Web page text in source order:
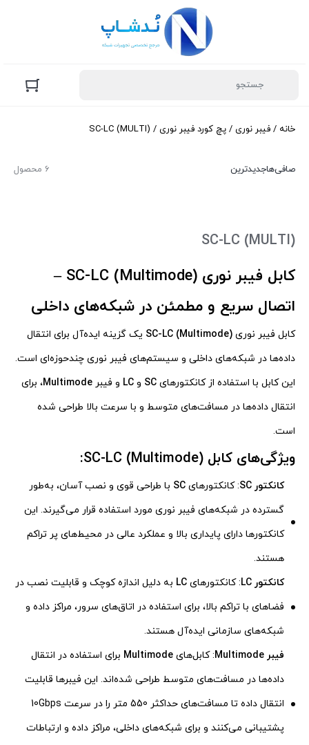
خانه / فیبر نوری / پچ کورد فیبر نوری / SC-LC (MULTI)
6 محصول صافی‌هاجدیدترین
SC-LC (MULTI)
کابل فیبر نوری SC-LC (Multimode) –
اتصال سریع و مطمئن در شبکه‌های داخلی
کابل فیبر نوری SC-LC (Multimode) یک گزینه ایده‌آل برای انتقال
داده‌ها در شبکه‌های داخلی و سیستم‌های فیبر نوری چندحوزه‌ای است.
این کابل با استفاده از کانکتورهای SC و LC و فیبر Multimode، برای
انتقال داده‌ها در مسافت‌های متوسط و با سرعت بالا طراحی شده
است.
ویژگی‌های کابل SC-LC (Multimode):
کانکتور SC : کانکتورهای SC با طراحی قوی و نصب آسان، به‌طور
گسترده در شبکه‌های فیبر نوری مورد استفاده قرار می‌گیرند. این
کانکتورها دارای پایداری بالا و عملکرد عالی در محیط‌های پر تراکم
هستند.
کانکتور LC
: کانکتورهای LC به دلیل اندازه کوچک و قابلیت نصب در
فضاهای با تراکم بالا، برای استفاده در اتاق‌های سرور، مراکز داده و
شبکه‌های سازمانی ایده‌آل هستند.
فیبر Multimode
: کابل‌های Multimode برای استفاده در انتقال
داده‌ها در مسافت‌های متوسط طراحی شده‌اند. این فیبرها قابلیت
انتقال داده تا مسافت‌های حداکثر 550 متر را در سرعت 10Gbps
پشتیبانی می‌کنند و برای شبکه‌های داخلی، مراکز داده و ارتباطات